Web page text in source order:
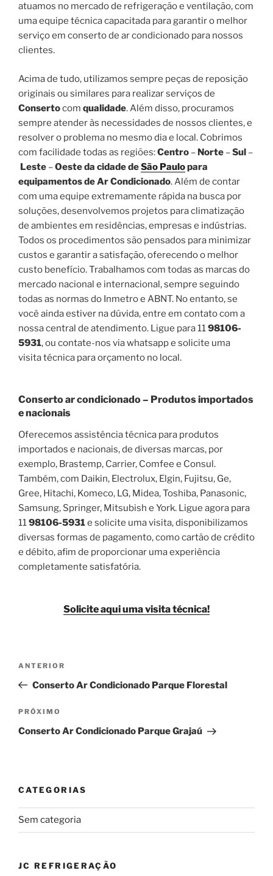
atuamos no mercado de refrigeração e ventilação, com
uma equipe técnica capacitada para garantir o melhor
serviço em conserto de ar condicionado para nossos
clientes.
Acima de tudo, utilizamos sempre peças de reposição
originais ou similares para realizar serviços de
Consertocom qualidade. Além disso, procuramos
sempre atender às necessidades de nossos clientes, e
resolver o problema no mesmo dia e local. Cobrimos
com facilidade todas as regiões:Centro – Norte –Sul –
Leste –Oeste da cidade deSão Paulopara
equipamentos de Ar Condicionado. Além de contar
com uma equipe extremamente rápida na busca por
soluções, desenvolvemos projetos para climatização
de ambientes em residências, empresas e indústrias.
Todos os procedimentos são pensados para minimizar
custos e garantir a satisfação, oferecendo o melhor
custo benefício. Trabalhamos com todas as marcas do
mercado nacional e internacional, sempre seguindo
todas as normas do Inmetro e ABNT. No entanto, se
você ainda estiver na dúvida, entre em contato com a
nossa central de atendimento. Ligue para 1198106-
5931, ou contate-nos via whatsapp e solicite uma
visita técnica para orçamento no local.
Conserto ar condicionado – Produtos importados
e nacionais
Oferecemos assistência técnica para produtos
importados e nacionais, de diversas marcas, por
exemplo, Brastemp, Carrier, Comfee e Consul.
Também, com Daikin, Electrolux, Elgin, Fujitsu, Ge,
Gree, Hitachi, Komeco, LG, Midea, Toshiba, Panasonic,
Samsung, Springer, Mitsubish e York. Ligue agora para
1198106-5931e solicite uma visita, disponibilizamos
diversas formas de pagamento, como cartão de crédito
e débito, afim de proporcionar uma experiência
completamente satisfatória.
Solicite aqui uma visita técnica!
Navegação
Post
Post
anterior
ANTERIOR
Conserto Ar Condicionado Parque Florestal
Próximo
post
PRÓXIMO
Conserto Ar Condicionado Parque Grajaú
CATEGORIAS
Sem categoria
JC REFRIGERAÇÃO